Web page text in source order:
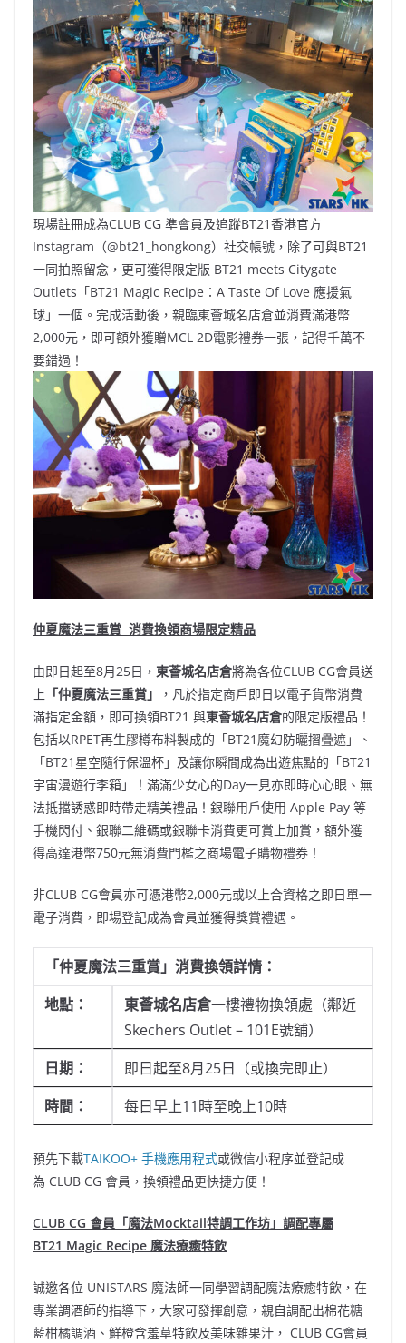
現場註冊成為CLUB CG 準會員及追蹤BT21香港官方
Instagram（@bt21_hongkong）社交帳號，除了可與BT21
一同拍照留念，更可獲得限定版 BT21 meets Citygate
Outlets「BT21 Magic Recipe：A Taste Of Love 應援氣
球」一個。完成活動後，親臨東薈城名店倉並消費滿港幣
2,000元，即可額外獲贈MCL 2D電影禮券一張，記得千萬不
要錯過！
仲夏魔法三重賞 消費換領商場限定精品
由即日起至8月25日， 東薈城名店倉將為各位CLUB CG會員送
上 「仲夏魔法三重賞」
，凡於指定商戶即日以電子貨幣消費
滿指定金額，即可換領BT21 與東薈城名店倉的限定版禮品！
包括以RPET再生膠樽布料製成的「BT21魔幻防曬摺疊遮」、
「BT21星空隨行保溫杯」及讓你瞬間成為出遊焦點的「BT21
宇宙漫遊行李箱」！滿滿少女心的Day一見亦即時心心眼、無
法抵擋誘惑即時帶走精美禮品！銀聯用戶使用 Apple Pay 等
手機閃付、銀聯二維碼或銀聯卡消費更可賞上加賞，額外獲
得高達港幣750元無消費門檻之商場電子購物禮券！
非CLUB CG會員亦可憑港幣2,000元或以上合資格之即日單一
電子消費，即場登記成為會員並獲得獎賞禮遇。
「仲夏魔法三重賞」消費換領詳情：
地點：
東薈城名店倉一樓禮物換領處（鄰近
Skechers Outlet – 101E號舖）
日期：
即日起至8月25日（或換完即止）
時間：
每日早上11時至晚上10時
預先下載TAIKOO+ 手機應用程式或微信小程序並登記成
為 CLUB CG 會員，換領禮品更快捷方便！
CLUB CG 會員「魔法Mocktail特調工作坊」調配專屬
BT21 Magic Recipe 魔法療癒特飲
誠邀各位 UNISTARS 魔法師一同學習調配魔法療癒特飲，在
專業調酒師的指導下，大家可發揮創意，親自調配出棉花糖
藍柑橘調酒、鮮橙含羞草特飲及美味雜果汁， CLUB CG會員